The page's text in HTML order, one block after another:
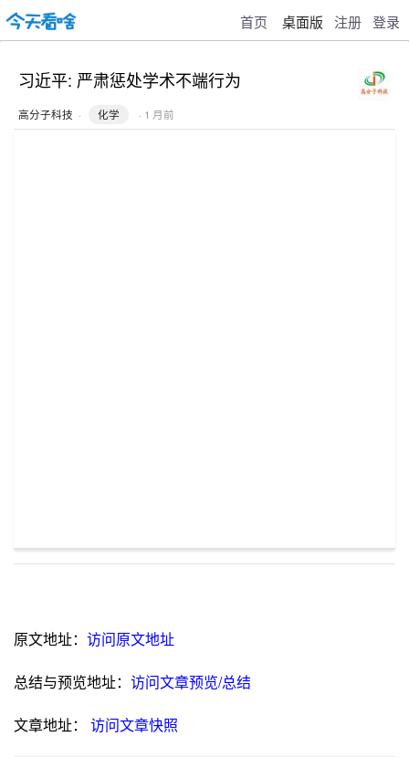
首页 桌面版 注册 登录
习近平: 严肃惩处学术不端行为
高分子科技 · 化学 · 1 月前
原文地址： 访问原文地址
总结与预览地址： 访问文章预览/总结
文章地址： 访问文章快照